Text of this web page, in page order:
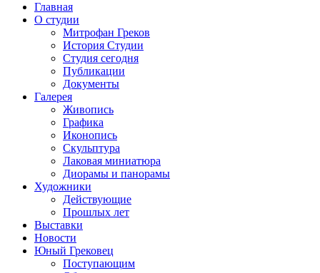
Главная
О студии
Митрофан Греков
История Студии
Студия сегодня
Публикации
Документы
Галерея
Живопись
Графика
Иконопись
Скульптура
Лаковая миниатюра
Диорамы и панорамы
Художники
Действующие
Прошлых лет
Выставки
Новости
Юный Грековец
Поступающим